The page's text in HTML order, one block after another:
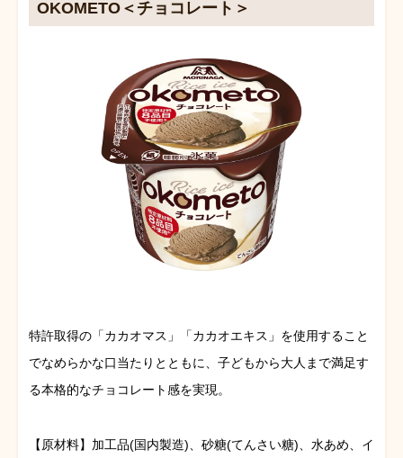
OKOMETO＜チョコレート＞
特許取得の「カカオマス」「カカオエキス」を使用すること
でなめらかな口当たりとともに、子どもから大人まで満足す
る本格的なチョコレート感を実現。
【原材料】加工品(国内製造)、砂糖(てんさい糖)、水あめ、イ